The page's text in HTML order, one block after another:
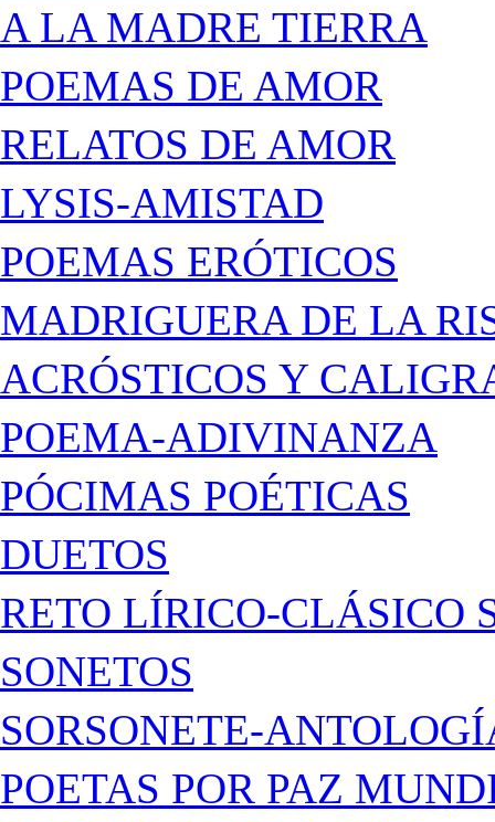
A LA MADRE TIERRA
POEMAS DE AMOR
RELATOS DE AMOR
LYSIS-AMISTAD
POEMAS ERÓTICOS
MADRIGUERA DE LA
ACRÓSTICOS Y
POEMA-ADIVINANZA
PÓCIMAS POÉTICAS
DUETOS
RETO LÍRICO-CLÁSICO
SONETOS
SORSONETE-
POETAS POR PAZ